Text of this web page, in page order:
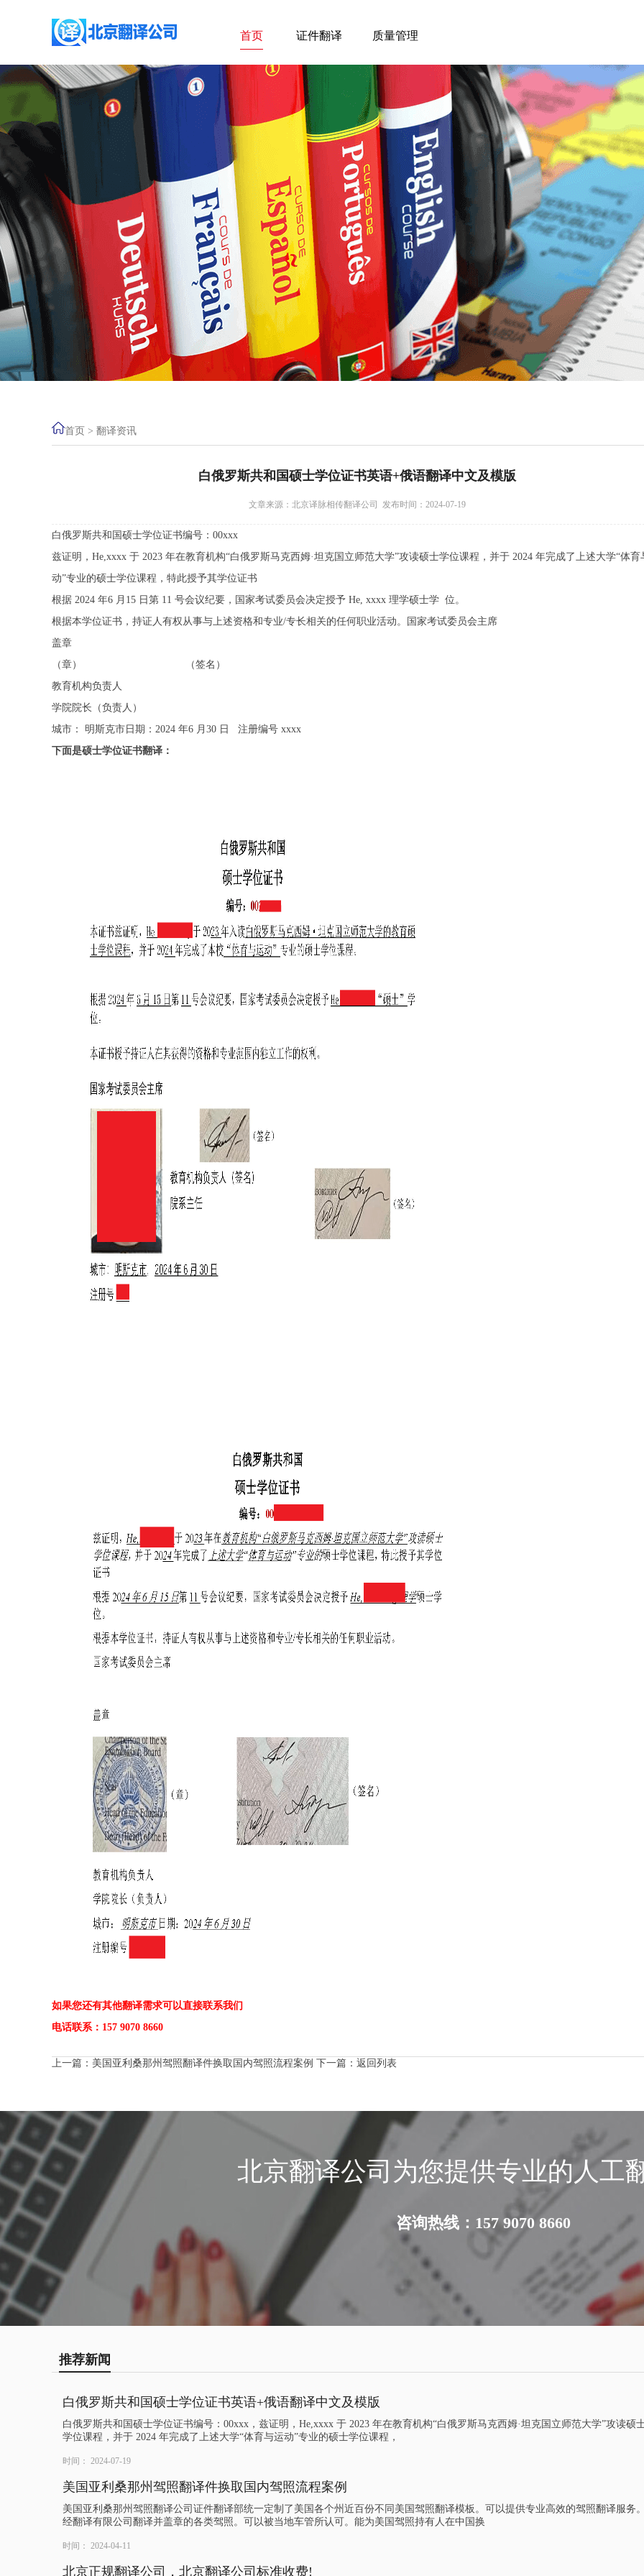
首页 证件翻译 质量管理
首页 > 翻译资讯
白俄罗斯共和国硕士学位证书英语+俄语翻译中文及模版
文章来源：北京译脉相传翻译公司 发布时间：2024-07-19
白俄罗斯共和国硕士学位证书编号：00xxx
兹证明，He,xxxx 于 2023 年在教育机构“白俄罗斯马克西姆·坦克国立师范大学”攻读硕士学位课程，并于 2024 年完成了上述大学“体育
动”专业的硕士学位课程，特此授予其学位证书
根据 2024 年6 月15 日第 11 号会议纪要，国家考试委员会决定授予 He, xxxx 理学硕士学 位。
根据本学位证书，持证人有权从事与上述资格和专业/专长相关的任何职业活动。国家考试委员会主席
盖章
（章） （签名）
教育机构负责人
学院院长（负责人）
城市： 明斯克市日期：2024 年6 月30 日 注册编号 xxxx
下面是硕士学位证书翻译：
如果您还有其他翻译需求可以直接联系我们
电话联系：157 9070 8660
上一篇： 美国亚利桑那州驾照翻译件换取国内驾照流程案例 下一篇： 返回列表
北京翻译公司为您提供专业的人工
咨询热线：157 9070 8660
推荐新闻
白俄罗斯共和国硕士学位证书英语+俄语翻译中文及模版
白俄罗斯共和国硕士学位证书编号：00xxx，兹证明，He,xxxx 于 2023 年在教育机构“白俄罗斯马克西姆·坦克国立师范大学”攻读硕
学位课程，并于 2024 年完成了上述大学“体育与运动”专业的硕士学位课程，
时间： 2024-07-19
美国亚利桑那州驾照翻译件换取国内驾照流程案例
美国亚利桑那州驾照翻译公司证件翻译部统一定制了美国各个州近百份不同美国驾照翻译模板。可以提供专业高效的驾照翻译服务
经翻译有限公司翻译并盖章的各类驾照。可以被当地车管所认可。能为美国驾照持有人在中国换
时间： 2024-04-11
北京正规翻译公司，北京翻译公司标准收费!